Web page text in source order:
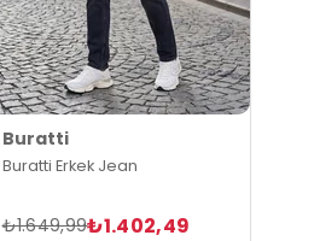
Buratti
Buratti Erkek Jean
₺1.402,49
₺1.649,99